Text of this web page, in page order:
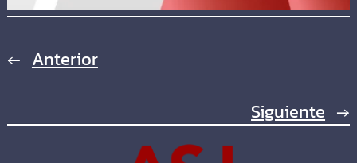
← Anterior
Siguiente →